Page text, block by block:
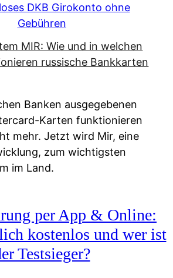
DKB Girokonto ohne
Gebühren
Banken ausgegebenen
Karten funktionieren
mehr. Jetzt wird Mir, eine
zum wichtigsten
im Land.
per App & Online:
kostenlos und wer ist
Testsieger?